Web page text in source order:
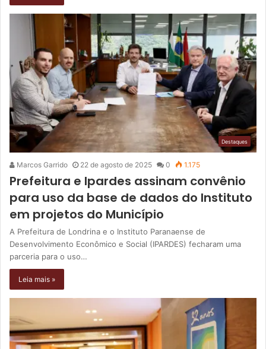
Destaques
Marcos Garrido 22 de agosto de 2025 0 1.175
Prefeitura e Ipardes assinam convênio
para uso da base de dados do Instituto
em projetos do Município
A Prefeitura de Londrina e o Instituto Paranaense de
Desenvolvimento Econômico e Social (IPARDES) fecharam uma
parceria para o uso…
Leia mais »